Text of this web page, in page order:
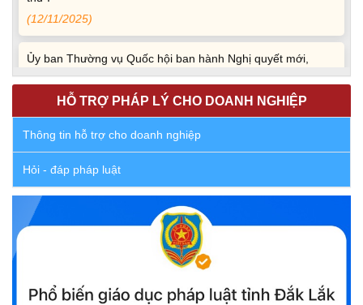
Ủy ban Thường vụ Quốc hội ban hành Nghị quyết mới,
hoàn thiện quy trình bầu cử
(30/10/2025)
Quyết định ban hành danh sách thành viên Hội đồng phối
hợp phổ biến, giáo dục pháp luật tỉnh Đắk Lắk
(22/10/2025)
Đắk Lắk triển khai Cuộc vận động “Toàn dân rèn luyện
thân thể theo gương Bác Hồ vĩ đại” giai đoạn 2026-2030
Ủy ban Mặt trận Tổ quốc Việt Nam tỉnh kêu gọi vận động
ủng hộ đồng bào khắc phục thiệt hại do bão số 10 gây ra
HỖ TRỢ PHÁP LÝ CHO DOANH NGHIỆP
Thông tin hỗ trợ cho doanh nghiệp
Hỏi - đáp pháp luật